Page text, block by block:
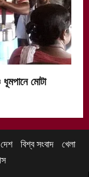
মোটা
দেশ বিশ্ব সংবাদ খেলা